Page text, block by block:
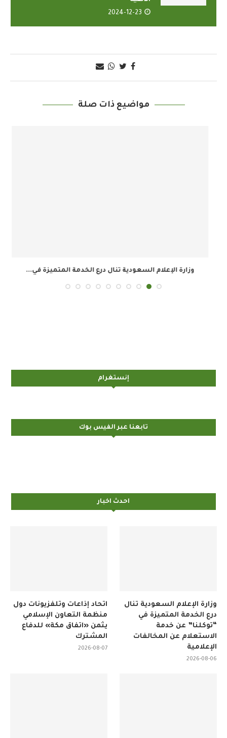
2024-12-23
مواضيع ذات صلة
وزارة الإعلام السعودية تنال درع الخدمة المتميزة في...
إنستغرام
تابعنا عبر الفيس بوك
احدث اخبار
اتحاد إذاعات وتلفزيونات دول
منظمة التعاون الإسلامي
يثمن «اتفاق مكة» للدفاع
المشترك
2026-08-07
وزارة الإعلام السعودية تنال
درع الخدمة المتميزة في
“توكلنا” عن خدمة
الاستعلام عن المخالفات
الإعلامية
2026-08-06